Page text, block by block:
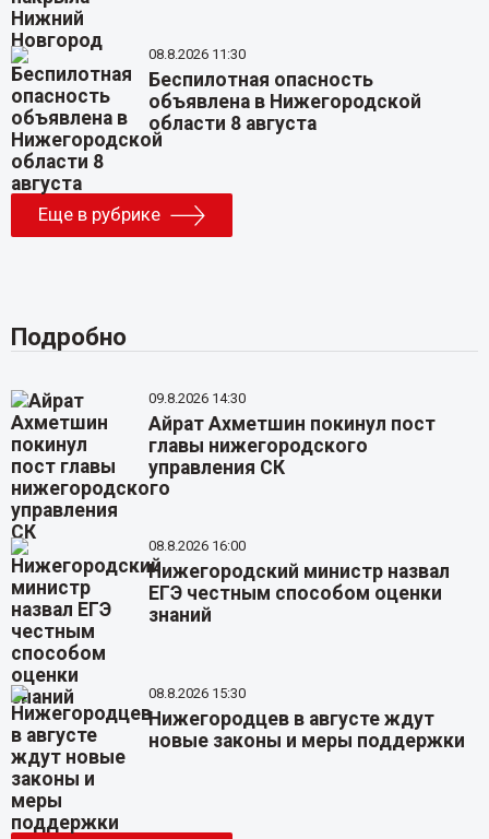
08.8.2026 11:30
Беспилотная опасность
объявлена в Нижегородской
области 8 августа
Еще в рубрике
Подробно
09.8.2026 14:30
Айрат Ахметшин покинул пост
главы нижегородского
управления СК
08.8.2026 16:00
Нижегородский министр назвал
ЕГЭ честным способом оценки
знаний
08.8.2026 15:30
Нижегородцев в августе ждут
новые законы и меры поддержки